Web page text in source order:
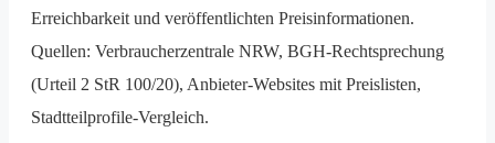
Erreichbarkeit und veröffentlichten Preisinformationen.
Quellen: Verbraucherzentrale NRW, BGH-Rechtsprechung
(Urteil 2 StR 100/20), Anbieter-Websites mit Preislisten,
Stadtteilprofile-Vergleich.